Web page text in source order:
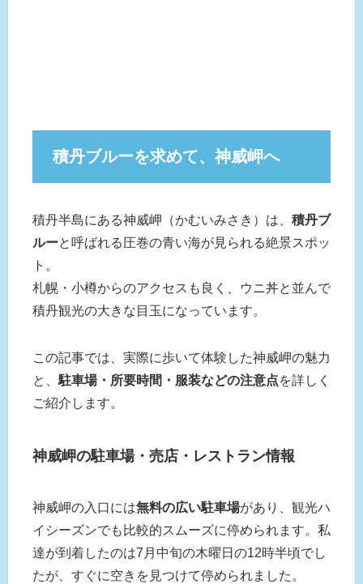
積丹ブルーを求めて、神威岬へ
積丹半島にある神威岬（かむいみさき）は、 積丹ブ
ルーと呼ばれる圧巻の青い海が見られる絶景スポッ
ト。
札幌・小樽からのアクセスも良く、ウニ丼と並んで
積丹観光の大きな目玉になっています。
この記事では、実際に歩いて体験した神威岬の魅力
と、 駐車場・所要時間・服装などの注意点を詳しく
ご紹介します。
神威岬の駐車場・売店・レストラン情報
神威岬の入口には無料の広い駐車場があり、観光ハ
イシーズンでも比較的スムーズに停められます。私
達が到着したのは7月中旬の木曜日の12時半頃でし
たが、すぐに空きを見つけて停められました。